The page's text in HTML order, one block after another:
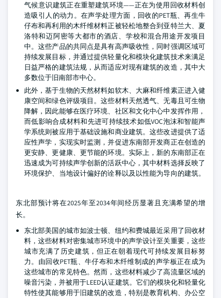
气候意识建筑正在重塑建筑环境——正在为使用回收材料创
造吸引人的动力。在声学处理方面，回收的PET瓶、再生牛
仔布和再利用的木纤维材料正被轻松地整合到亚特兰大、夏
洛特和迈阿密等大都市的酒店、学校和混合用途开发项目
中。这些产品的共同点是具有高声吸收性，同时强调区域可
持续发展目标，并通过提供轻量化和模块化建筑技术来满足
日益严格的建筑法规，从而适应对现有建筑的改造，其中大
多数位于旧南部市中心。
此外，基于生物的天然材料如软木、大麻和纤维素正进入健
康空间和绿色评级项目。这些材料天然透气、无毒且可生物
降解，因此能够在医疗环境、社区和文化中心中发挥作用，
而低影响合成材料和先进可持续技术如低VOC泡沫和智能声
学系统则被应用于基础设施和商业建筑。这些改进提供了适
应性声学，实现实时监测，并促进东南部开发商正在创造的
更安静、更健康、更节能的环境。实际上，新的东南部正在
迅速成为可持续声学创新的活跃中心，其中材料选择反映了
环境保护、当地设计偏好的诠释以及以性能为导向的建筑。
东北部预计将在2025年至2034年间经历显著且充满希望的增
长。
东北部美国的城市如波士顿、纽约和费城最近采用了回收材
料，这些材料对密集城市环境中的声学设计至关重要，这些
城市充满了历史建筑，但正在朝着现代可持续发展目标努
力。由回收PET瓶、牛仔布和木纤维制成的声学板正在成为
这些城市的常见特色。然而，这些材料减少了高流量区域的
噪音污染，并被用于LEED认证建筑。它们的模块化和轻量化
特性使其能够用于旧建筑的改造，特别是教育机构、办公空